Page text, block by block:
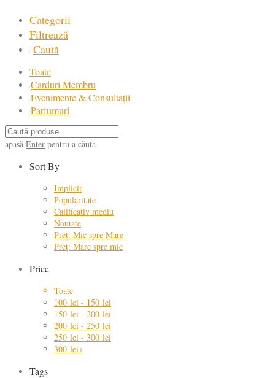
Categorii
Filtrează
⁄ Caută
Toate
⁄Carduri Membru
⁄Evenimente & Consultații
⁄Parfumuri
apasă Enter pentru a căuta
Sort By
Implicit
Popularitate
Calificativ mediu
Noutate
Preț: Mic spre Mare
Preț: Mare spre mic
Price
Toate
100 lei - 150 lei
150 lei - 200 lei
200 lei - 250 lei
250 lei - 300 lei
300 lei+
Tags